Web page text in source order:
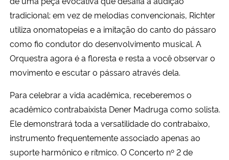
tradicional: em vez de melodias convencionais, Richter
utiliza onomatopeias e a imitação do canto do pássaro
como fio condutor do desenvolvimento musical. A
Orquestra agora é a floresta e resta a você observar o
movimento e escutar o pássaro através dela.
Para celebrar a vida acadêmica, receberemos o
acadêmico contrabaixista Dener Madruga como solista.
Ele demonstrará toda a versatilidade do contrabaixo,
instrumento frequentemente associado apenas ao
suporte harmônico e rítmico. O Concerto nº 2 de